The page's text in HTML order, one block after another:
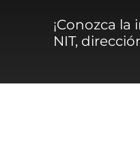
¡Conozca
NIT,